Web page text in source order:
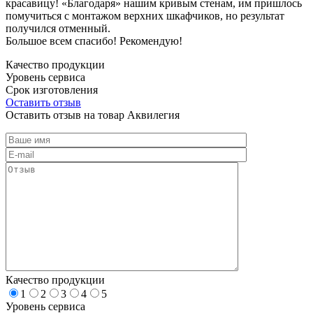
красавицу! «Благодаря» нашим кривым стенам, им пришлось
помучиться с монтажом верхних шкафчиков, но результат
получился отменный.
Большое всем спасибо! Рекомендую!
Качество продукции
Уровень сервиса
Срок изготовления
Оставить отзыв
Оставить отзыв на товар Аквилегия
Качество продукции
1
2 3 4
5
Уровень сервиса